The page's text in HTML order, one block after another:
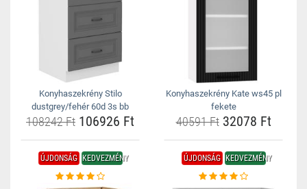
Konyhaszekrény Stilo
dustgrey/fehér 60d 3s bb
108242 Ft 106926 Ft
Konyhaszekrény Kate ws45 pl
fekete
40591 Ft32078 Ft
ÚJDONSÁG KEDVEZMÉNY ÚJDONSÁG KEDVEZMÉNY